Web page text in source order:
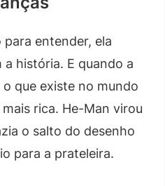
para entender, ela
história. E quando a
que existe no mundo
rica. He-Man virou
o salto do desenho
para a prateleira.